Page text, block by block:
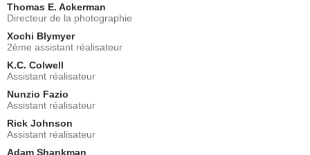
Thomas E. Ackerman
Directeur de la photographie
Xochi Blymyer
2ème assistant réalisateur
K.C. Colwell
Assistant réalisateur
Nunzio Fazio
Assistant réalisateur
Rick Johnson
Assistant réalisateur
Adam Shankman